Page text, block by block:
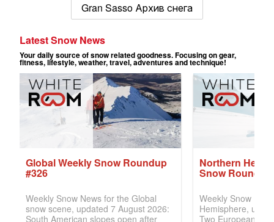
Gran Sasso Архив снега